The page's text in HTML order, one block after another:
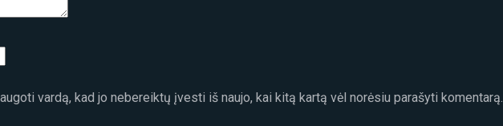
vardą, kad jo nebereiktų įvesti iš naujo, kai kitą kartą vėl norėsiu parašyti komentarą.